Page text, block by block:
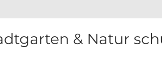
& Natur